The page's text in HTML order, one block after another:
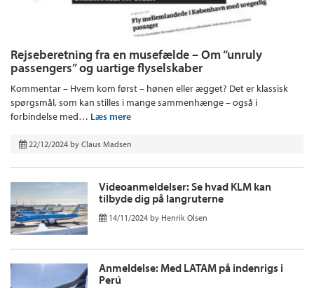
Rejseberetning fra en musefælde – Om “unruly
passengers” og uartige flyselskaber
Kommentar – Hvem kom først – hønen eller ægget? Det er klassisk
spørgsmål, som kan stilles i mange sammenhænge – også i
forbindelse med… Læs mere
22/12/2024 by Claus Madsen
Videoanmeldelser: Se hvad KLM kan
tilbyde dig på langruterne
14/11/2024 by Henrik Olsen
Anmeldelse: Med LATAM på indenrigs i
Perú